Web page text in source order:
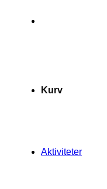
Kurv
Aktiviteter